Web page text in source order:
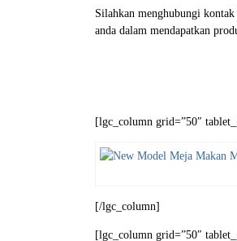
Silahkan menghubungi
anda dalam mendapatkan
[lgc_column grid=”50″
[/lgc_column]
[lgc_column grid=”50″